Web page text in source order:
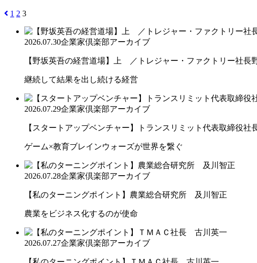
1 2 3
2026.07.30企業家倶楽部アーカイブ
【野坂英吾の経営道場】上 ／トレジャー・ファクトリー社長
継続して結果を出し続ける経営
2026.07.29企業家倶楽部アーカイブ
【スタートアップベンチャー】トランスリミット代表取締役
ゲーム×教育ブレインウォーズが世界を繋ぐ
2026.07.28企業家倶楽部アーカイブ
【私のターニングポイント】農業総合研究所 及川智正
農業をビジネス化するのが使命
2026.07.27企業家倶楽部アーカイブ